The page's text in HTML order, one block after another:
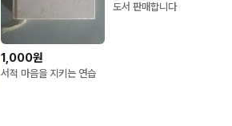
1,000원
서적 마음을 지키는 연습
도서 판매합니다